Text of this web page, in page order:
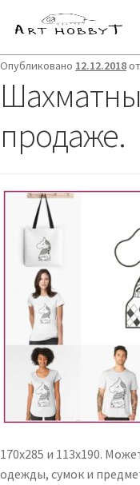
Опубликовано 12.12.2018от
продаже.
170х285 и 113х190.
одежды, сумок и